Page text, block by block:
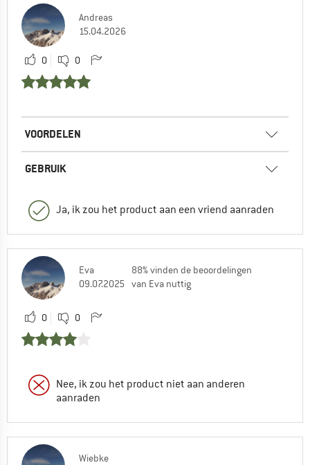
Andreas
15.04.2026
0 0
VOORDELEN
GEBRUIK
Ja, ik zou het product aan een vriend aanraden
Eva
09.07.2025
88% vinden de beoordelingen
van Eva nuttig
0 0
Nee, ik zou het product niet aan anderen
aanraden
Wiebke